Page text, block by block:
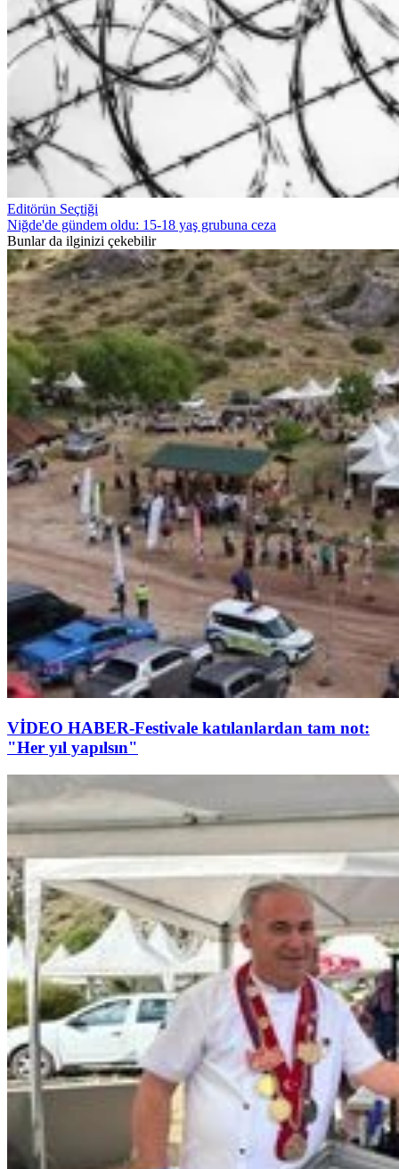
Editörün Seçtiği
Niğde'de gündem oldu: 15-18 yaş grubuna ceza
Bunlar da ilginizi çekebilir
VİDEO HABER-Festivale katılanlardan tam not:
"Her yıl yapılsın"